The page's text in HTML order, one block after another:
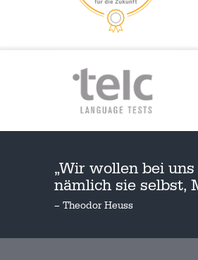
„Wir wollen bei
nämlich sie selbst,
– Theodor Heuss